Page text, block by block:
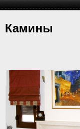
Камины